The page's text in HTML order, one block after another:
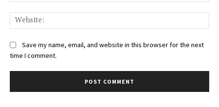
Save my name, email, and website in this browser for the next
time I comment.